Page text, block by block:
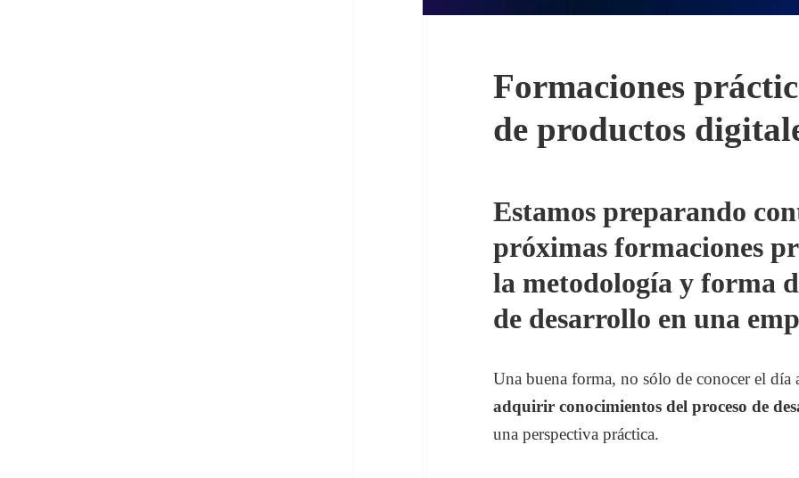
Formaciones
de productos
Estamos preparando
próximas formaciones
la metodología y forma
de desarrollo en una
Una buena forma, no sólo de conocer el día
adquirir conocimientos del proceso de
una perspectiva práctica.